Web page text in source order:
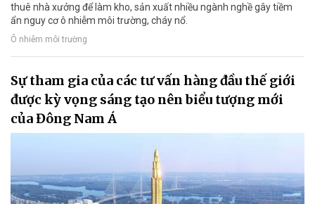
thuê nhà xưởng để làm kho, sản xuất nhiều ngành nghề gây tiềm
ẩn nguy cơ ô nhiễm môi trường, cháy nổ.
Ô nhiễm môi trường
Sự tham gia của các tư vấn hàng đầu thế giới
được kỳ vọng sáng tạo nên biểu tượng mới
của Đông Nam Á